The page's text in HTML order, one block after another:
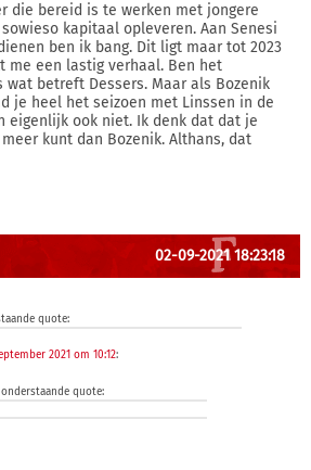
die bereid is te werken met jongere
kapitaal opleveren. Aan Senesi
ben ik bang. Dit ligt maar tot 2023
me een lastig verhaal. Ben het
wat betreft Dessers. Maar als Bozenik
je heel het seizoen met Linssen in de
eigenlijk ook niet. Ik denk dat dat je
kunt dan Bozenik. Althans, dat
02-09-2021 18:23:18
quote:
2021 om 10:12:
quote: